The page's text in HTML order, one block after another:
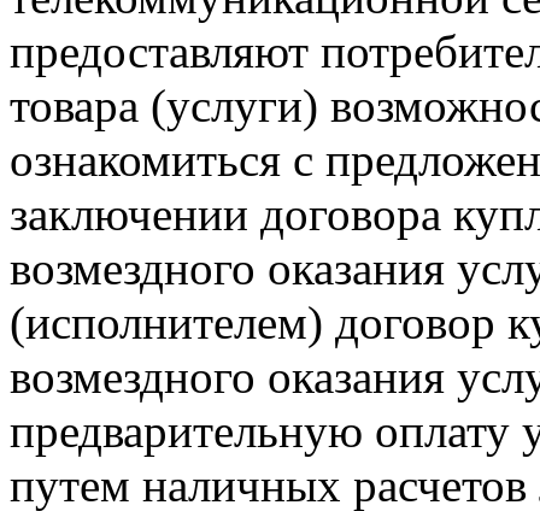
предоставляют
товара (услуги)
ознакомиться с
заключении договора
возмездного оказания
(исполнителем) договор
возмездного оказания
предварительную оплату
путем наличных